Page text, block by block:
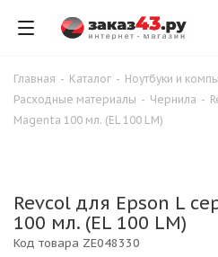
Главная - Каталог - Ноутбуки и
Расходные материалы - Чернила -
Magenta 100 мл. (EL 100 LM)
Revcol для Epson L
100 мл. (EL 100 LM)
Код товара ZE048330